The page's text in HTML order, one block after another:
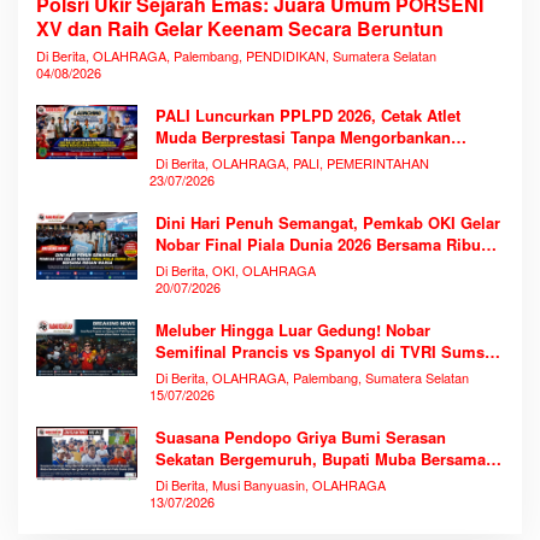
XV dan Raih Gelar Keenam Secara Beruntun
Di Berita, OLAHRAGA, Palembang, PENDIDIKAN, Sumatera Selatan
04/08/2026
PALI Luncurkan PPLPD 2026, Cetak Atlet
Muda Berprestasi Tanpa Mengorbankan
Pendidikan
Di Berita, OLAHRAGA, PALI, PEMERINTAHAN
23/07/2026
Dini Hari Penuh Semangat, Pemkab OKI Gelar
Nobar Final Piala Dunia 2026 Bersama Ribuan
Warga
Di Berita, OKI, OLAHRAGA
20/07/2026
Meluber Hingga Luar Gedung! Nobar
Semifinal Prancis vs Spanyol di TVRI Sumsel
Memecahkan Rekor Antusiasme
Di Berita, OLAHRAGA, Palembang, Sumatera Selatan
15/07/2026
Suasana Pendopo Griya Bumi Serasan
Sekatan Bergemuruh, Bupati Muba Bersama
Ribuan Warga Nobar Laga Bersejarah Piala
Dunia 2026
Di Berita, Musi Banyuasin, OLAHRAGA
13/07/2026